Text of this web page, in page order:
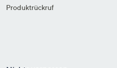
Produktrückruf